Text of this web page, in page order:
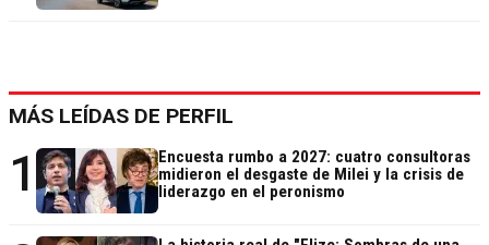
MÁS LEÍDAS DE PERFIL
1
Encuesta rumbo a 2027: cuatro consultoras
midieron el desgaste de Milei y la crisis de
liderazgo en el peronismo